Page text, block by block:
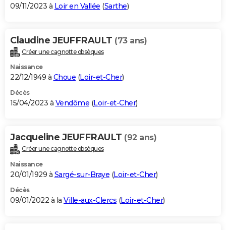
09/11/2023 à Loir en Vallée (Sarthe)
Claudine JEUFFRAULT (73 ans)
Créer une cagnotte obsèques
Naissance
22/12/1949 à Choue (Loir-et-Cher)
Décès
15/04/2023 à Vendôme (Loir-et-Cher)
Jacqueline JEUFFRAULT (92 ans)
Créer une cagnotte obsèques
Naissance
20/01/1929 à Sargé-sur-Braye (Loir-et-Cher)
Décès
09/01/2022 à la Ville-aux-Clercs (Loir-et-Cher)